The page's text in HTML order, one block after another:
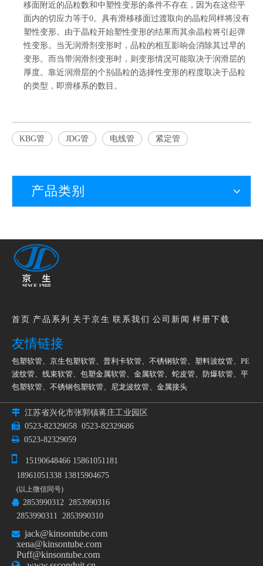
移面附近的品粒数和中塑性变形的条件不存在，因为在这些平
面内的切应力等于0。具有滑移移面过渡取向的晶粒同样将没有
塑性变形。由于晶粒开始塑性变形的结果而其余晶粒将引起弹
性变形。当无润滑剂变形时，品粒的相互影响会消除其过早的
变形。而当带润滑剂变形时，则变形情况可能取决于润滑层的
厚度。靠近润滑层的个别晶粒的选择性变形的程度取决于品粒
的类型，即滑移系的数目。
KBG管 JDG管 电线管 紧定管
产品类别
首页 产品系列 关于京生 联系我们 公司新闻 样册下载
友情链接
包塑软管、 京生包塑软管、 普利卡软管、 不锈钢软管、 塑料波纹管、 PE
波纹管、 线束软管、 包塑金属软管、 金属软管、 蛇皮管、 防爆软管、 平
包塑软管、 不锈钢包塑软管、 尼龙波纹管、 金属接头
 江苏省兴化市张郭镇蒋庄工业园区
 0523-82329058 0523-82329686
 0523-82329059

15190648466 15861051181
18961051338 13815904675
(以上微信同号)
 2853990312 2853990316
2853990311 2853990310
 jack@kinsontube.com
xena@kinsontube.com
Puff@kinsontube.com